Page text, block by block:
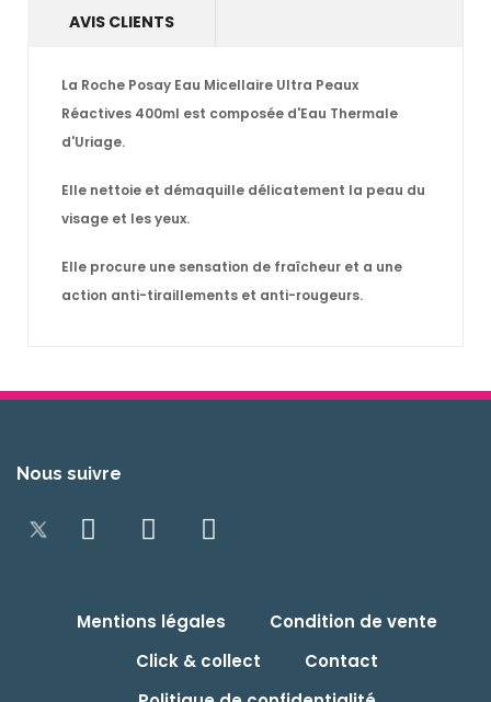
AVIS CLIENTS
La Roche Posay Eau Micellaire Ultra Peaux
Réactives 400ml est composée d'Eau Thermale
d'Uriage.
Elle nettoie et démaquille délicatement la peau du
visage et les yeux.
Elle procure une sensation de fraîcheur et a une
action anti-tiraillements et anti-rougeurs.
Nous suivre
Mentions légales
Condition de vente
Click & collect
Contact